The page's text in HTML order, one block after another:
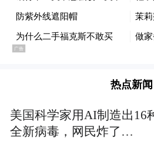
此外，去年的11月24日，
全系搭载水晶质感直屏，
其中Pro版额外搭载
头，并支持CIPA 5.0防抖
热点新闻
美国科学家用AI制造出16
全新病毒，网民炸了…